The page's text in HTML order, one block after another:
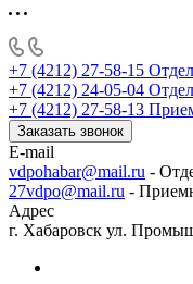
+7 (4212) 27-58-15
+7 (4212) 24-05-04
+7 (4212) 27-58-13
Заказать звонок
E-mail
vdpohabar@mail.ru -
27vdpo@mail.ru -
Адрес
г. Хабаровск ул.